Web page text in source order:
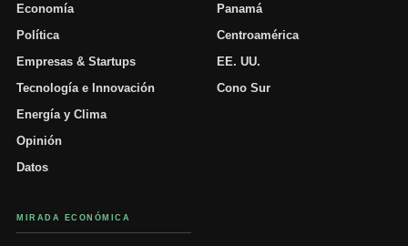
Economía
Política
Empresas & Startups
Tecnología e Innovación
Energía y Clima
Opinión
Datos
Panamá
Centroamérica
EE. UU.
Cono Sur
MIRADA ECONÓMICA